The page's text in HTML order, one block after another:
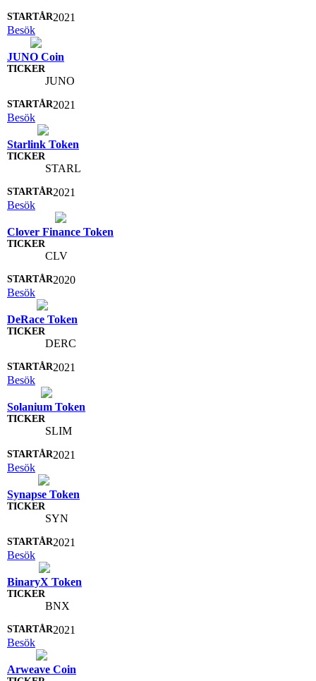
2021
Besök
JUNO Coin
JUNO
2021
Besök
Starlink Token
STARL
2021
Besök
Clover Finance Token
CLV
2020
Besök
DeRace Token
DERC
2021
Besök
Solanium Token
SLIM
2021
Besök
Synapse Token
SYN
2021
Besök
BinaryX Token
BNX
2021
Besök
Arweave Coin